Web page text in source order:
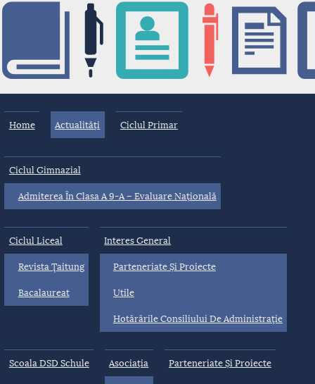
Home Actualități Ciclul Primar
Ciclul Gimnazial
Admiterea În Clasa A 9-A – Evaluare Națională
Ciclul Liceal
Revista Ţaitung
Bacalaureat
Interes General
Parteneriate Și Proiecte
Utile
Hotărârile Consiliului De Administraţie
Scoala DSD Schule Asociația Parteneriate Și Proiecte